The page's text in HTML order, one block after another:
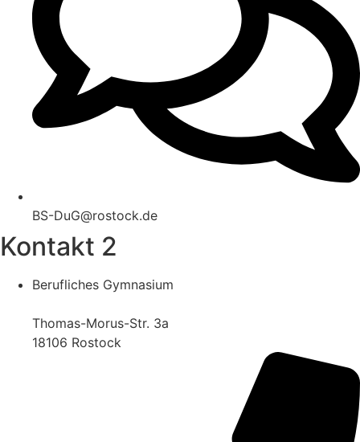
BS-DuG@rostock.de
Kontakt 2
Berufliches Gymnasium
Thomas-Morus-Str. 3a
18106 Rostock